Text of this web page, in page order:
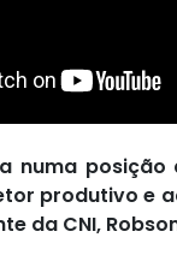
numa
produtivo e
da CNI,